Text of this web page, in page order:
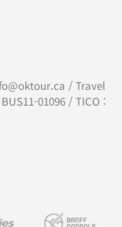
/ Travel
01096 / TICO :